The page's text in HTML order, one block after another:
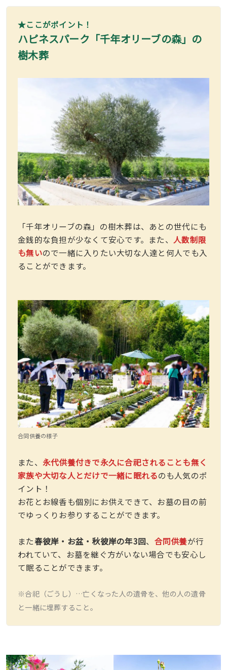
★ここがポイント！
ハピネスパーク「千年オリーブの森」の
樹木葬
「千年オリーブの森」の樹木葬は、あとの世代にも
金銭的な負担が少なくて安心です。また、 人数制限
も無いので一緒に入りたい大切な人達と何人でも入
ることができます。
合同供養の様子
また、 永代供養付きで永久に合祀されることも無く
家族や大切な人とだけで一緒に眠れるのも人気のポ
イント！
お花とお線香も個別にお供えできて、お墓の目の前
でゆっくりお参りすることができます。
また春彼岸・お盆・秋彼岸の年3回、 合同供養が行
われていて、お墓を継ぐ方がいない場合でも安心し
て眠ることができます。
※合祀（ごうし）…亡くなった人の遺骨を、他の人の遺骨
と一緒に埋葬すること。